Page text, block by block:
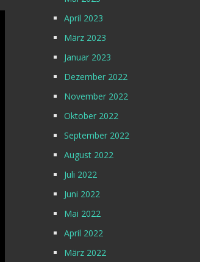
April 2023
März 2023
Januar 2023
Dezember 2022
November 2022
Oktober 2022
September 2022
August 2022
Juli 2022
Juni 2022
Mai 2022
April 2022
März 2022